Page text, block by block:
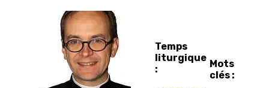
Temps
liturgique
:
Mots
clés :